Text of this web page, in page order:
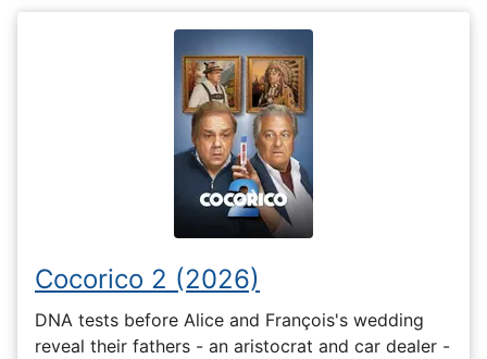
Cocorico 2 (2026)
DNA tests before Alice and François's wedding
reveal their fathers - an aristocrat and car dealer -